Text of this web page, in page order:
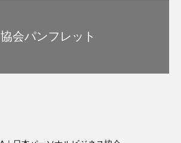
協会パンフレット